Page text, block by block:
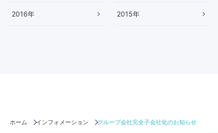
2016年 2015年
ホーム インフォメーション グループ会社完全子会社化のお知らせ